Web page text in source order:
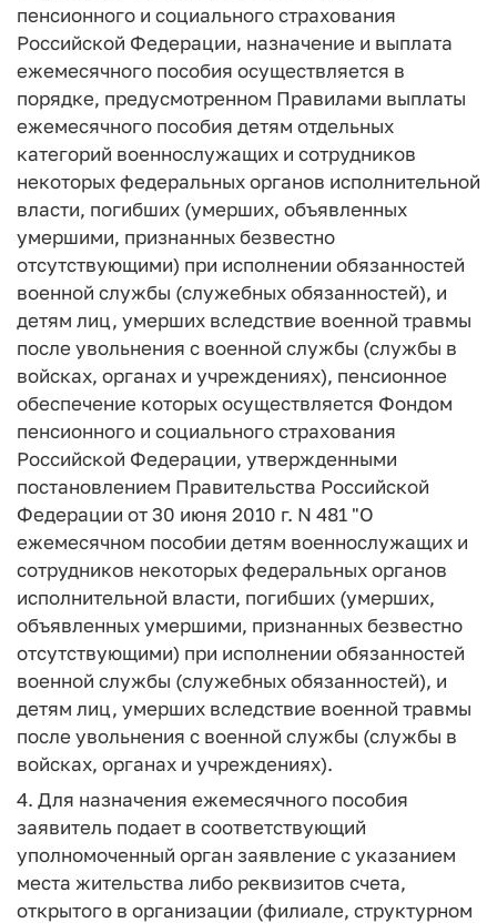
пенсионного и социального страхования
Российской Федерации, назначение и выплата
ежемесячного пособия осуществляется в
порядке, предусмотренном Правилами выплаты
ежемесячного пособия детям отдельных
категорий военнослужащих и сотрудников
некоторых федеральных органов исполнительной
власти, погибших (умерших, объявленных
умершими, признанных безвестно
отсутствующими) при исполнении обязанностей
военной службы (служебных обязанностей), и
детям лиц, умерших вследствие военной травмы
после увольнения с военной службы (службы в
войсках, органах и учреждениях), пенсионное
обеспечение которых осуществляется Фондом
пенсионного и социального страхования
Российской Федерации, утвержденными
постановлением Правительства Российской
Федерации от 30 июня 2010 г. N 481 "О
ежемесячном пособии детям военнослужащих и
сотрудников некоторых федеральных органов
исполнительной власти, погибших (умерших,
объявленных умершими, признанных безвестно
отсутствующими) при исполнении обязанностей
военной службы (служебных обязанностей), и
детям лиц, умерших вследствие военной травмы
после увольнения с военной службы (службы в
войсках, органах и учреждениях).
4. Для назначения ежемесячного пособия
заявитель подает в соответствующий
уполномоченный орган заявление с указанием
места жительства либо реквизитов счета,
открытого в организации (филиале, структурном